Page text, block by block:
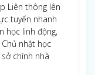
Liên thông lên
tuyến nhanh
học linh động,
nhật học
chính nhà